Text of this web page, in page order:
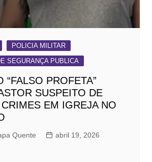
POLICIA MILITAR
SEGURANÇA PUBLICA
“FALSO PROFETA”
SUSPEITO DE
EM IGREJA NO
Quente
abril 19, 2026